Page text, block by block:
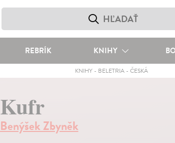
REBRÍK KNIHY
KNIHY- BELETRIA- ČESKÁ
Kufr
Benýšek Zbyněk